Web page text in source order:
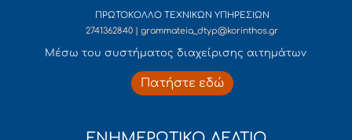
ΠΡΩΤΟΚΟΛΛΟ ΤΕΧΝΙΚΩΝ ΥΠΗΡΕΣΙΩΝ
2741362840 | grammateia_dtyp@korinthos.gr
Mέσω του συστήματος διαχείρισης αιτημάτων
Πατήστε εδώ